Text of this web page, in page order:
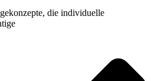
die individuelle